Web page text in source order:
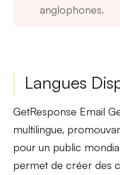
anglophones.
Langues
GetResponse Email
multilingue,
pour un public
permet de créer des